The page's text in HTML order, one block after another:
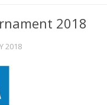
2018
2018